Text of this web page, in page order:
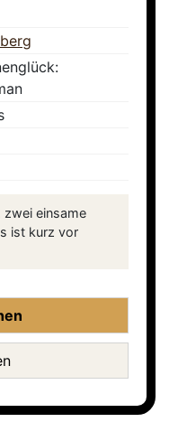
zwei einsame
ist kurz vor